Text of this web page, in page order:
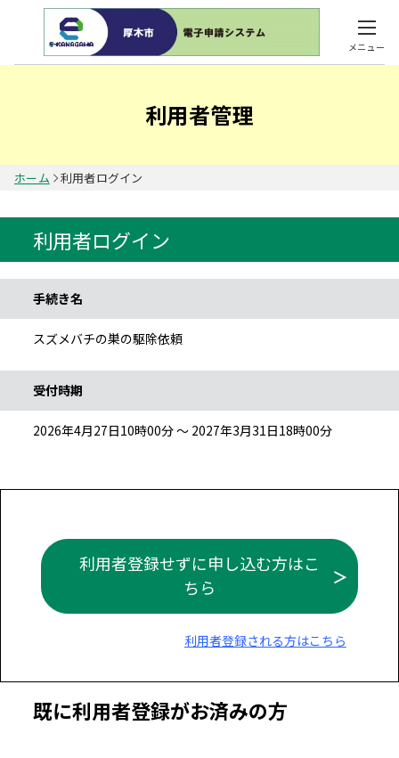
メニュー
利用者管理
ホーム 利用者ログイン
利用者ログイン
手続き名
スズメバチの巣の駆除依頼
受付時期
2026年4月27日10時00分 ～ 2027年3月31日18時00分
利用者登録せずに申し込む方はこ
ちら
利用者登録される方はこちら
既に利用者登録がお済みの方